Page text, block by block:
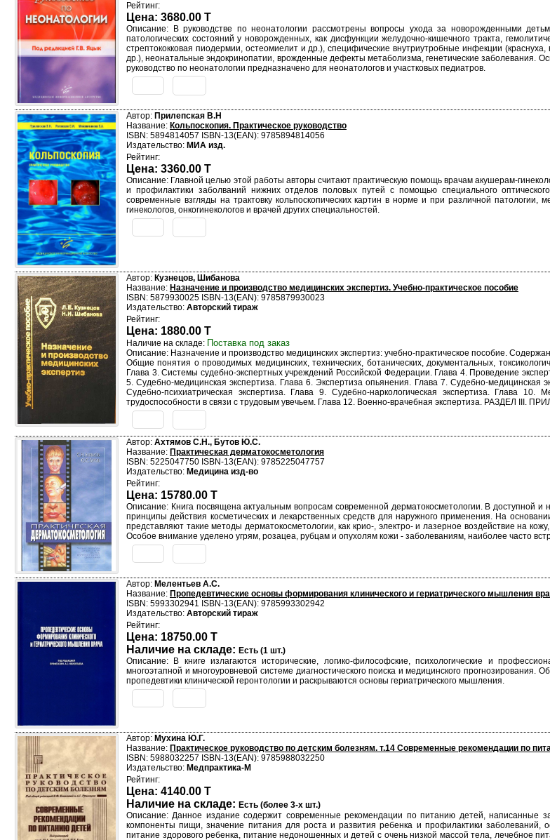
Рейтинг:
Цена: 3680.00 T
Описание: В руководстве по неонатологии рассмотрены вопросы ухода за новорожденными
патологических состояний у новорожденных, как дисфункции желудочно-кишечного тракта,
стрептококковая пиодермии, остеомиелит и др.), специфические внутриутробные инфекции
др.), неонатальные эндокринопатии, врожденные дефекты метаболизма, генетические
руководство по неонатологии предназначено для неонатологов и участковых педиатров.
Автор: Прилепская В.Н
Название: Кольпоскопия. Практическое руководство
ISBN: 5894814057 ISBN-13(EAN): 9785894814056
Издательство: МИА изд.
Рейтинг:
Цена: 3360.00 T
Описание: Главной целью этой работы авторы считают практическую помощь врачам акушерам-
и профилактики заболваний нижних отделов половых путей с помощью специального
современные взгляды на трактовку кольпоскопических картин в норме и при различной
гинекологов, онкогинекологов и врачей других специальностей.
Автор: Кузнецов, Шибанова
Название: Назначение и производство медицинских экспертиз. Учебно-практическое пособие
ISBN: 5879930025 ISBN-13(EAN): 9785879930023
Издательство: Авторский тираж
Рейтинг:
Цена: 1880.00 T
Наличие на складе: Поставка под заказ
Описание: Назначение и производство медицинских экспертиз: учебно-практическое
Общие понятия о проводимых медицинских, технических, ботанических, документальных,
Глава 3. Системы судебно-экспертных учреждений Российской Федерации. Глава 4. Проведение
5. Судебно-медицинская экспертиза. Глава 6. Экспертиза опьянения. Глава 7. Судебно-
Судебно-психиатрическая экспертиза. Глава 9. Судебно-наркологическая экспертиза. Глава
трудоспособности в связи с трудовым увечьем. Глава 12. Военно-врачебная экспертиза.
Автор: Ахтямов С.Н., Бутов Ю.С.
Название: Практическая дерматокосметология
ISBN: 5225047750 ISBN-13(EAN): 9785225047757
Издательство: Медицина изд-во
Рейтинг:
Цена: 15780.00 T
Описание: Книга посвящена актуальным вопросам современной дерматокосметологии. В доступной
принципы действия косметических и лекарственных средств для наружного применения. На
представляют такие методы дерматокосметологии, как крио-, электро- и лазерное воздействие на
Особое внимание уделено угрям, розацеа, рубцам и опухолям кожи - заболеваниям, наиболее часто
Автор: Мелентьев А.С.
Название: Пропедевтические основы формирования клинического и гериатрического мышления
ISBN: 5993302941 ISBN-13(EAN): 9785993302942
Издательство: Авторский тираж
Рейтинг:
Цена: 18750.00 T
Наличие на складе: Есть (1 шт.)
Описание: В книге излагаются исторические, логико-философские, психологические и
многоэтапной и многоуровневой системе диагностического поиска и медицинского
пропедевтики клинической геронтологии и раскрываются основы гериатрического мышления.
Автор: Мухина Ю.Г.
Название: Практическое руководство по детским болезням. т.14 Современные рекомендации по
ISBN: 5988032257 ISBN-13(EAN): 9785988032250
Издательство: Медпрактика-М
Рейтинг:
Цена: 4140.00 T
Наличие на складе: Есть (более 3-х шт.)
Описание: Данное издание содержит современные рекомендации по питанию детей,
компоненты пищи, значение питания для роста и развития ребенка и профилактики
питание здорового ребенка, питание недоношенных и детей с очень низкой массой тела, лечебное